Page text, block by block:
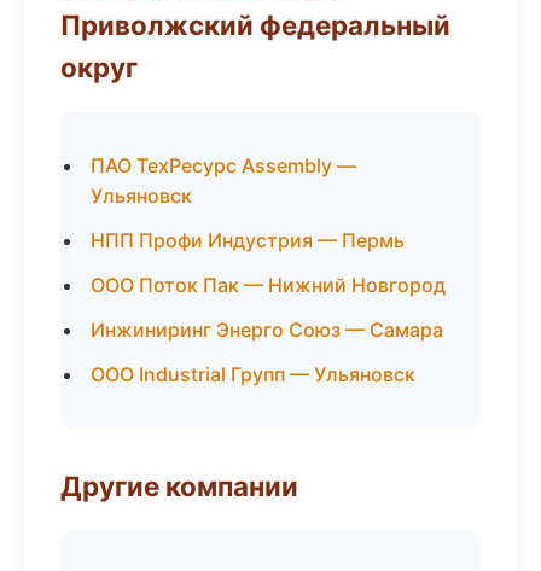
Приволжский федеральный
округ
ПАО ТехРесурс Assembly —
Ульяновск
НПП Профи Индустрия — Пермь
ООО Поток Пак — Нижний Новгород
Инжиниринг Энерго Союз — Самара
ООО Industrial Групп — Ульяновск
Другие компании